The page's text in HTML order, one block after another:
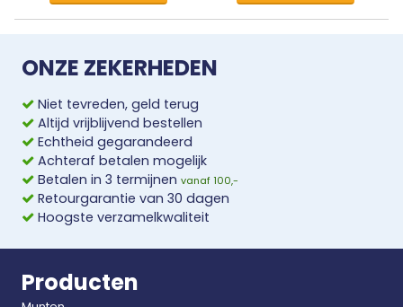
ONZE ZEKERHEDEN
Niet tevreden, geld terug
Altijd vrijblijvend bestellen
Echtheid gegarandeerd
Achteraf betalen mogelijk
Betalen in 3 termijnen vanaf 100,-
Retourgarantie van 30 dagen
Hoogste verzamelkwaliteit
Producten